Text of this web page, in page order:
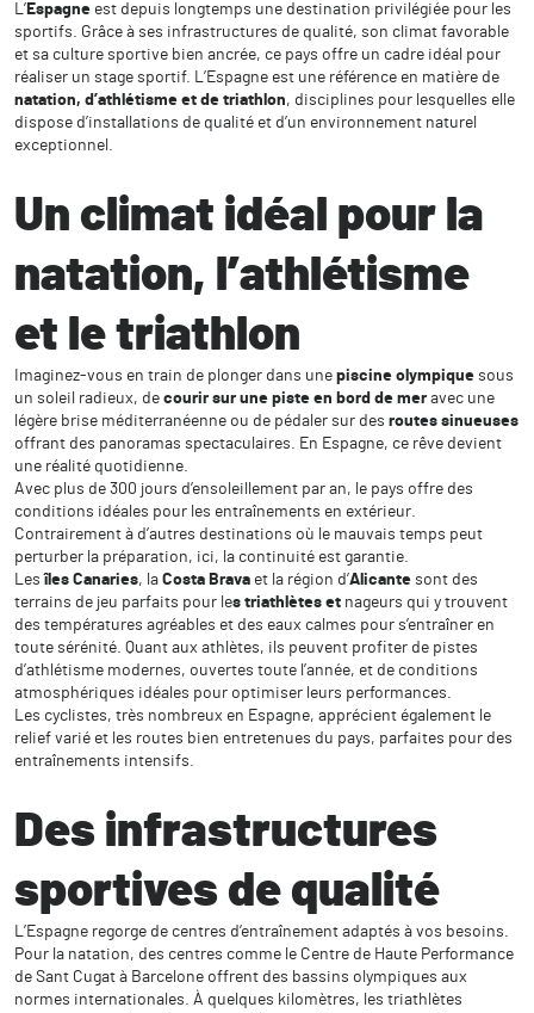
L’Espagne est depuis longtemps une destination privilégiée pour les
sportifs. Grâce à ses infrastructures de qualité, son climat favorable
et sa culture sportive bien ancrée, ce pays offre un cadre idéal pour
réaliser un stage sportif. L’Espagne est une référence en matière de
natation, d’athlétisme et de triathlon, disciplines pour lesquelles elle
dispose d’installations de qualité et d’un environnement naturel
exceptionnel.
Un climat idéal pour la
natation, l’athlétisme
et le triathlon
Imaginez-vous en train de plonger dans une piscine olympique sous
un soleil radieux, de courir sur une piste en bord de meravec une
légère brise méditerranéenne ou de pédaler sur des routes sinueuses
offrant des panoramas spectaculaires. En Espagne, ce rêve devient
une réalité quotidienne.
Avec plus de 300 jours d’ensoleillement par an, le pays offre des
conditions idéales pour les entraînements en extérieur.
Contrairement à d’autres destinations où le mauvais temps peut
perturber la préparation, ici, la continuité est garantie.
Les îles Canaries, la Costa Brava et la région d’Alicante sont des
terrains de jeu parfaits pour les triathlètes et nageurs qui y trouvent
des températures agréables et des eaux calmes pour s’entraîner en
toute sérénité. Quant aux athlètes, ils peuvent profiter de pistes
d’athlétisme modernes, ouvertes toute l’année, et de conditions
atmosphériques idéales pour optimiser leurs performances.
Les cyclistes, très nombreux en Espagne, apprécient également le
relief varié et les routes bien entretenues du pays, parfaites pour des
entraînements intensifs.
Des infrastructures
sportives de qualité
L’Espagne regorge de centres d’entraînement adaptés à vos besoins.
Pour la natation, des centres comme le Centre de Haute Performance
de Sant Cugat à Barcelone offrent des bassins olympiques aux
normes internationales. À quelques kilomètres, les triathlètes